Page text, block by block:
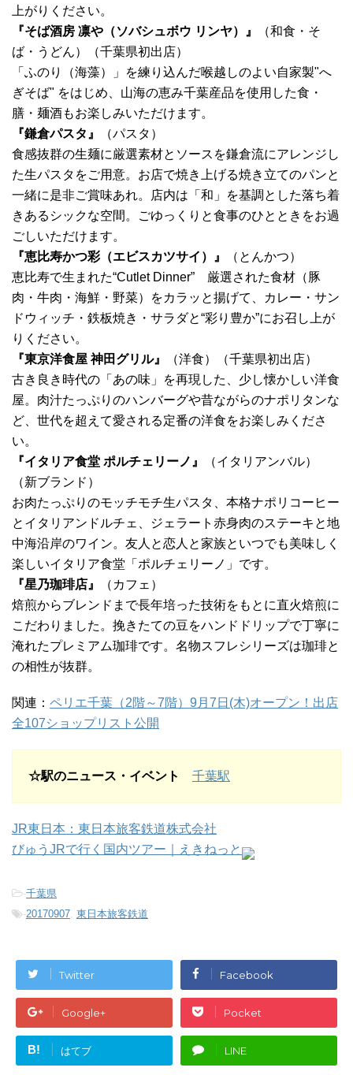
上がりください。
『そば酒房 凛や（ソバシュボウ リンヤ）』
（和食・そ
ば・うどん）（千葉県初出店）
「ふのり（海藻）」を練り込んだ喉越しのよい自家製"へ
ぎそば" をはじめ、山海の恵み千葉産品を使用した食・
膳・麺酒もお楽しみいただけます。
『鎌倉パスタ』
（パスタ）
食感抜群の生麺に厳選素材とソースを鎌倉流にアレンジし
た生パスタをご用意。お店で焼き上げる焼き立てのパンと
一緒に是非ご賞味あれ。店内は「和」を基調とした落ち着
きあるシックな空間。ごゆっくりと食事のひとときをお過
ごしいただけます。
『恵比寿かつ彩（エビスカツサイ）』
（とんかつ）
恵比寿で生まれた“Cutlet Dinner” 厳選された食材（豚
肉・牛肉・海鮮・野菜）をカラッと揚げて、カレー・サン
ドウィッチ・鉄板焼き・サラダと“彩り豊か”にお召し上が
りください。
『東京洋食屋 神田グリル』
（洋食）（千葉県初出店）
古き良き時代の「あの味」を再現した、少し懐かしい洋食
屋。肉汁たっぷりのハンバーグや昔ながらのナポリタンな
ど、世代を超えて愛される定番の洋食をお楽しみくださ
い。
『イタリア食堂 ポルチェリーノ』
（イタリアンバル）
（新ブランド）
お肉たっぷりのモッチモチ生パスタ、本格ナポリコーヒー
とイタリアンドルチェ、ジェラート赤身肉のステーキと地
中海沿岸のワイン。友人と恋人と家族といつでも美味しく
楽しいイタリア食堂「ポルチェリーノ」です。
『星乃珈琲店』
（カフェ）
焙煎からブレンドまで長年培った技術をもとに直火焙煎に
こだわりました。挽きたての豆をハンドドリップで丁寧に
淹れたプレミアム珈琲です。名物スフレシリーズは珈琲と
の相性が抜群。
関連： ペリエ千葉（2階～7階）9月7日(木)オープン！出店
全107ショップリスト公開
☆駅のニュース・イベント 千葉駅
JR東日本：東日本旅客鉄道株式会社
びゅうJRで行く国内ツアー｜えきねっと
-千葉県
-20170907, 東日本旅客鉄道
Twitter Facebook
Google+ Pocket
B! はてブ LINE